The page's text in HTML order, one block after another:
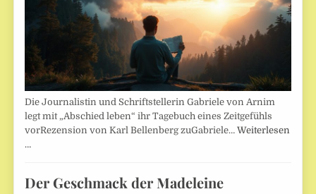
Die Journalistin und Schriftstellerin Gabriele von Arnim
legt mit „Abschied leben“ ihr Tagebuch eines Zeitgefühls
vorRezension von Karl Bellenberg zuGabriele…Weiterlesen
…
Der Geschmack der Madeleine